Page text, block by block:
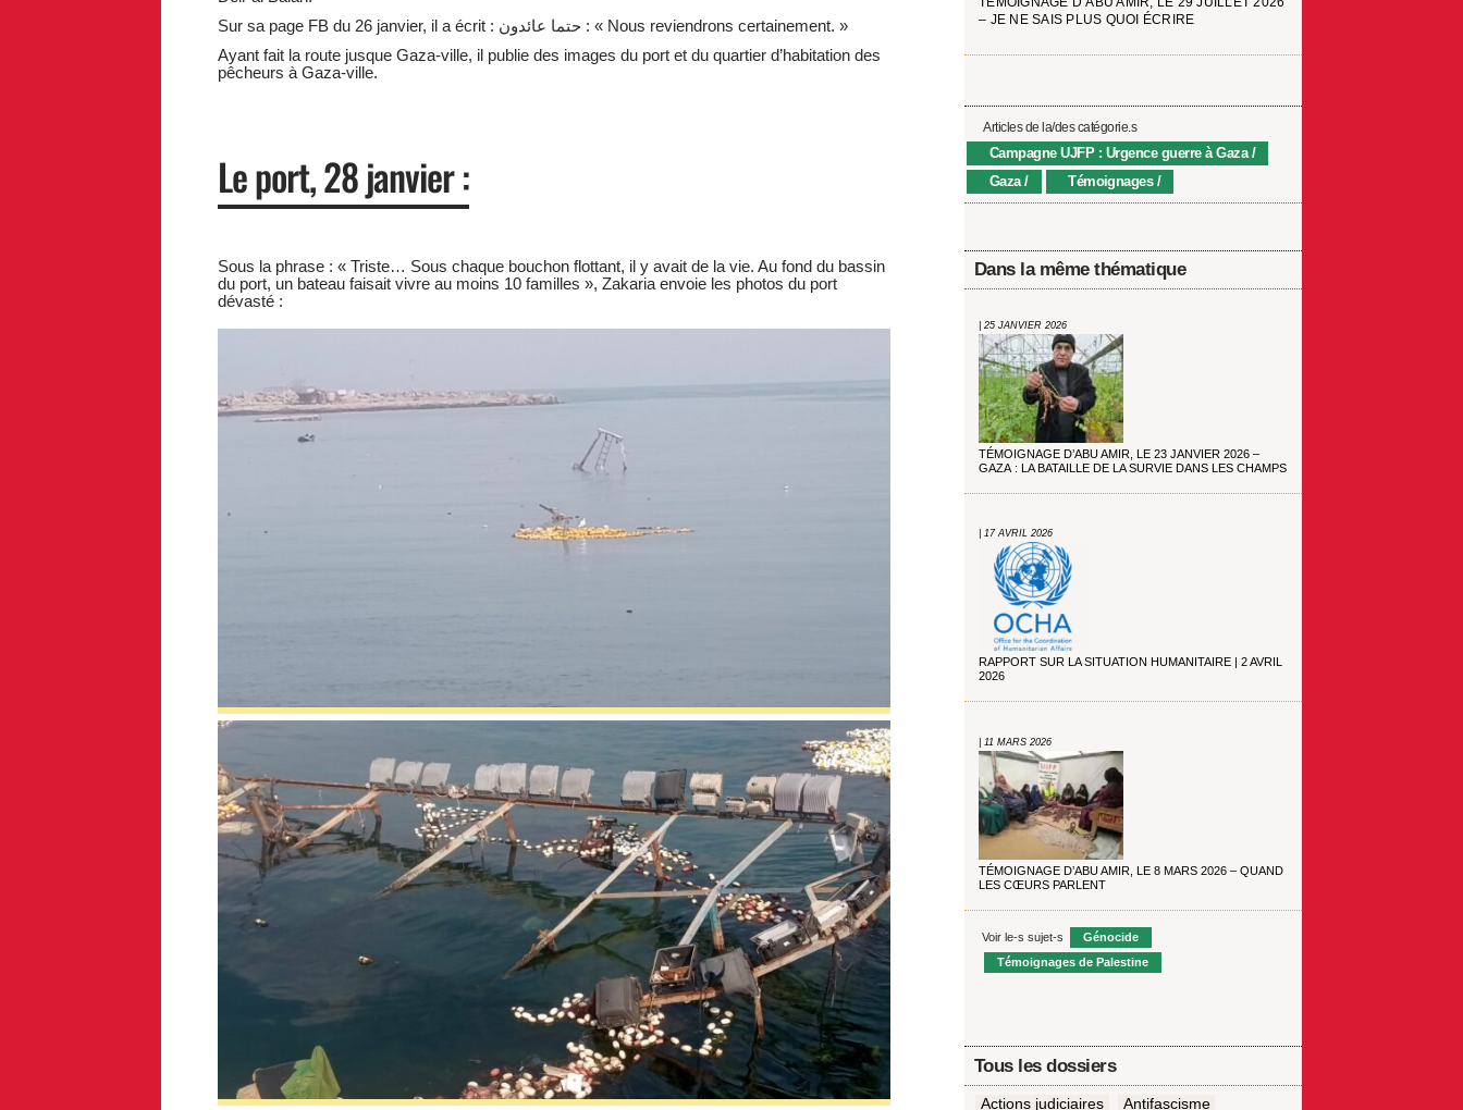
Sur sa page FB du 26 janvier, il a écrit : حتما عائدون : « Nous reviendrons certainement. »
Ayant fait la route jusque Gaza-ville, il publie des images du port et du quartier d’habitation des
pêcheurs à Gaza-ville.
Le port, 28 janvier :
Sous la phrase : « Triste… Sous chaque bouchon flottant, il y avait de la vie. Au fond du bassin
du port, un bateau faisait vivre au moins 10 familles », Zakaria envoie les photos du port
dévasté :
– JE NE SAIS PLUS QUOI ÉCRIRE
Articles de la/des catégorie.s
Campagne UJFP : Urgence guerre à Gaza
Gaza
Témoignages
Dans la même thématique
| 25 JANVIER 2026
TÉMOIGNAGE D’ABU AMIR, LE 23 JANVIER 2026 –
GAZA : LA BATAILLE DE LA SURVIE DANS LES CHAMPS
| 17 AVRIL 2026
RAPPORT SUR LA SITUATION HUMANITAIRE | 2 AVRIL
2026
| 11 MARS 2026
TÉMOIGNAGE D’ABU AMIR, LE 8 MARS 2026 – QUAND
LES CŒURS PARLENT
Voir le-s sujet-s
Génocide
Témoignages de Palestine
Tous les dossiers
Actions judiciaires Antifascisme